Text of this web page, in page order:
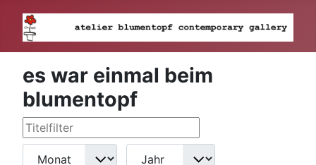
es war einmal beim
blumentopf
Filter
Titelfilter
Monat
Jahr